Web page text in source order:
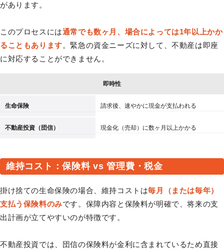
があります。
このプロセスには通常でも数ヶ月、場合によっては1年以上かか
ることもあります。緊急の資金ニーズに対して、不動産は即座
に対応することができません。
即時性
生命保険 請求後、速やかに現金が支払われる
不動産投資（団信） 現金化（売却）に数ヶ月以上かかる
維持コスト：保険料 vs 管理費・税金
掛け捨ての生命保険の場合、維持コストは毎月（または毎年）
支払う保険料のみです。保障内容と保険料が明確で、将来の支
出計画が立てやすいのが特徴です。
不動産投資では、団信の保険料が金利に含まれているため直接